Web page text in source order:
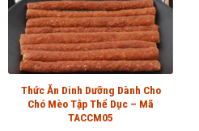
Thức Ăn Dinh Dưỡng Dành Cho
Chó Mèo Tập Thể Dục – Mã
TACCM05